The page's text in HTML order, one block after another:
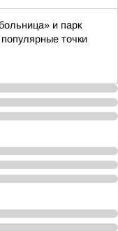
и парк
точки